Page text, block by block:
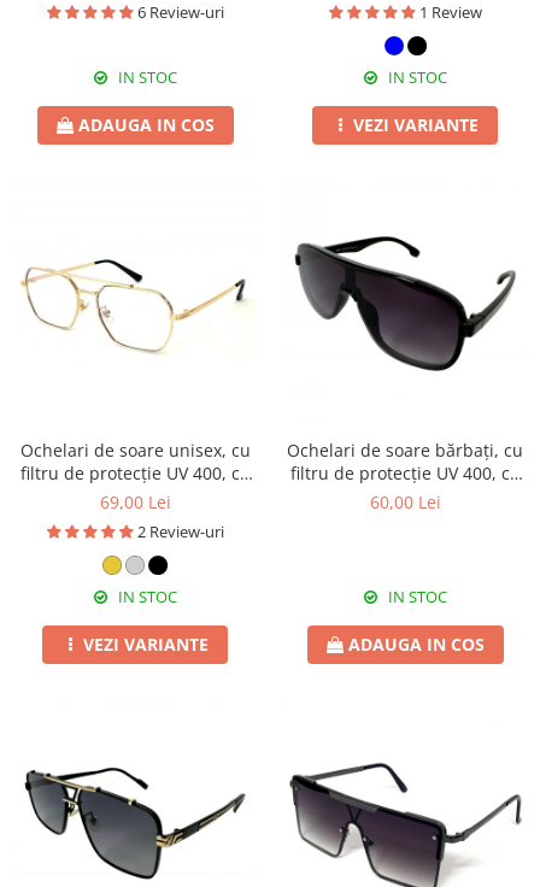
6 Review-uri
IN STOC
ADAUGA IN COS
1 Review
IN STOC
VEZI VARIANTE
Ochelari de soare unisex, cu
filtru de protecție UV 400, cu
toc cadou, OSX25
69,00 Lei
2 Review-uri
IN STOC
VEZI VARIANTE
Ochelari de soare bărbați, cu
filtru de protecție UV 400, cu
toc cadou, OSB46
60,00 Lei
IN STOC
ADAUGA IN COS